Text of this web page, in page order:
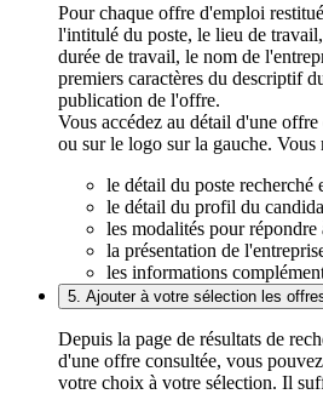
Pour chaque offre d'emploi
l'intitulé du poste, le lieu de
durée de travail, le nom de
premiers caractères du descriptif
publication de l'offre.
Vous accédez au détail d'une
ou sur le logo sur la gauche. Vous
le détail du poste recherché
le détail du profil du
les modalités pour répondre
la présentation de
les informations
5. Ajouter à votre sélection les
Depuis la page de résultats de
d'une offre consultée, vous
votre choix à votre sélection. Il